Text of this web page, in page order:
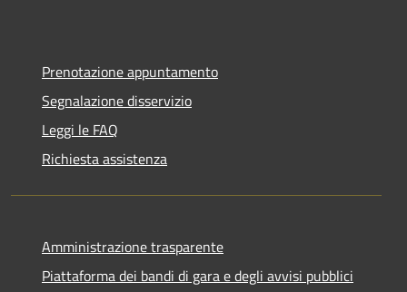
Prenotazione appuntamento
Segnalazione disservizio
Leggi le FAQ
Richiesta assistenza
Amministrazione trasparente
Piattaforma dei bandi di gara e degli avvisi pubblici